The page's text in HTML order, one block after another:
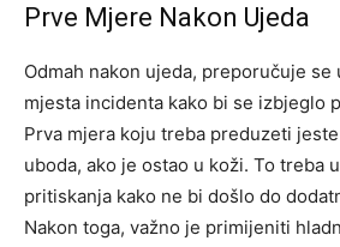
Prve Mjere Nakon Ujeda
Odmah nakon ujeda, preporučuje se
mjesta incidenta kako bi se izbjeglo
Prva mjera koju treba preduzeti
uboda, ako je ostao u koži. To treba
pritiskanja kako ne bi došlo do
Nakon toga, važno je primijeniti